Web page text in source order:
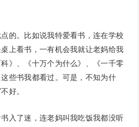
。比如说我特爱看书，连在学校
上看书，一有机会我就让老妈给我
》、《十万个为什么》、《一千零
些书我都看过。可是，不知为什
好。
了迷，连老妈叫我吃饭我都没听